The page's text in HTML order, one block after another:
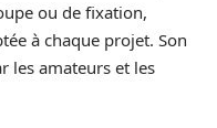
ou de fixation,
à chaque projet. Son
les amateurs et les